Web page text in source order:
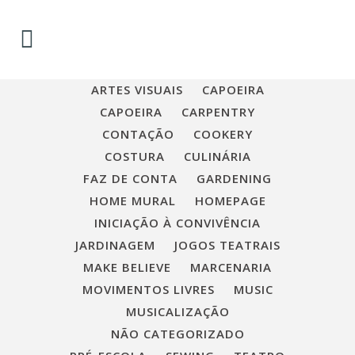
ARTES VISUAIS
CAPOEIRA
CAPOEIRA
CARPENTRY
CONTAÇÃO
COOKERY
COSTURA
CULINÁRIA
FAZ DE CONTA
GARDENING
HOME MURAL
HOMEPAGE
INICIAÇÃO À CONVIVÊNCIA
JARDINAGEM
JOGOS TEATRAIS
MAKE BELIEVE
MARCENARIA
MOVIMENTOS LIVRES
MUSIC
MUSICALIZAÇÃO
NÃO CATEGORIZADO